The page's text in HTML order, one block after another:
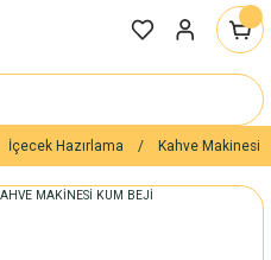
İçecek Hazırlama Kahve Makinesi